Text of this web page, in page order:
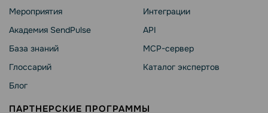
Мероприятия
Академия SendPulse
База знаний
Глоссарий
Блог
Интеграции
API
MCP-сервер
Каталог экспертов
ПАРТНЕРСКИЕ ПРОГРАММЫ